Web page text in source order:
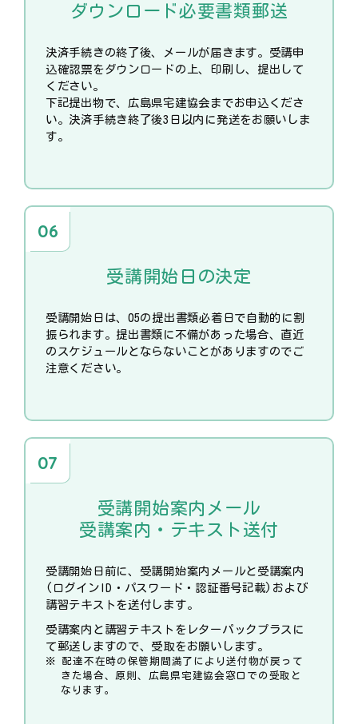
ダウンロード必要書類郵送
決済手続きの終了後、メールが届きます。受講申
込確認票をダウンロードの上、印刷し、提出して
ください。
下記提出物で、広島県宅建協会までお申込くださ
い。決済手続き終了後3日以内に発送をお願いしま
す。
受講開始日の決定
受講開始日は、05の提出書類必着日で自動的に割
振られます。提出書類に不備があった場合、直近
のスケジュールとならないことがありますのでご
注意ください。
受講開始案内メール
受講案内・テキスト送付
受講開始日前に、受講開始案内メールと受講案内
(ログインID・パスワード・認証番号記載)および
講習テキストを送付します。
受講案内と講習テキストをレターパックプラスに
て郵送しますので、受取をお願いします。
配達不在時の保管期間満了により送付物が戻って
きた場合、原則、広島県宅建協会窓口での受取と
なります。